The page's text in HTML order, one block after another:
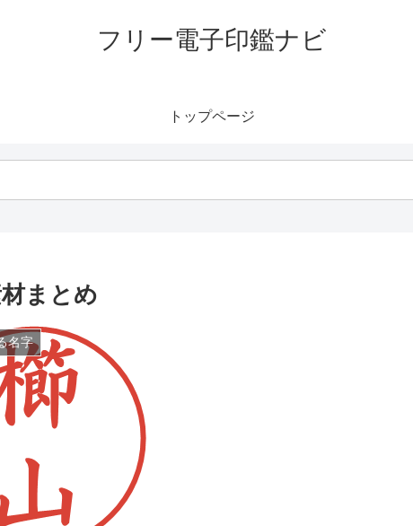
フリー電子印鑑ナビ
トップページ
まとめ
名字